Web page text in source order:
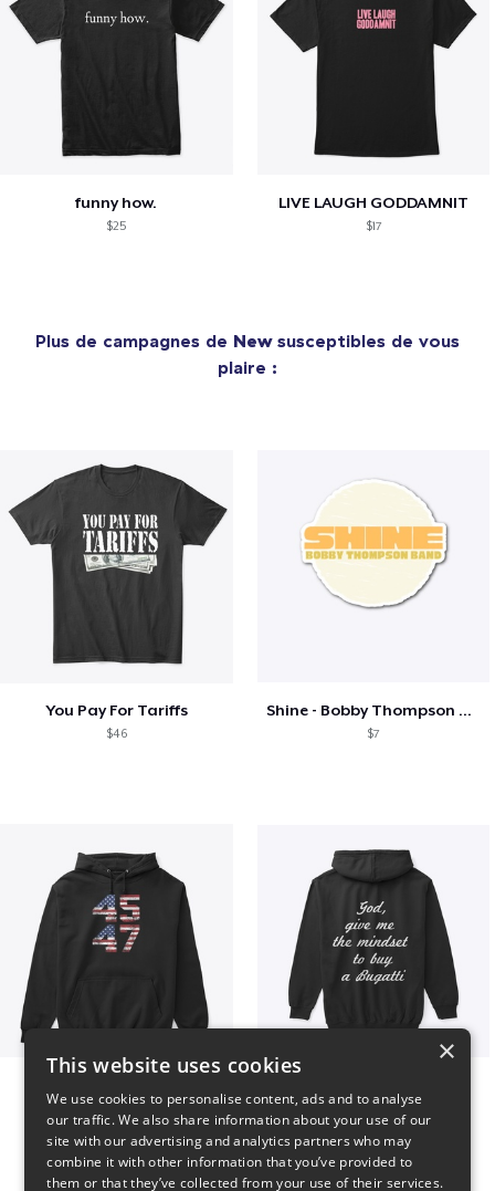
funny how.
$25
LIVE LAUGH GODDAMNIT
$17
Plus de campagnes de Newsusceptibles de vous
plaire :
You Pay For Tariffs
$46
Shine - Bobby Thompson Band Merch
$7
$40 $51
×
This website uses cookies
We use cookies to personalise content, ads and to analyse
our traffic. We also share information about your use of our
site with our advertising and analytics partners who may
combine it with other information that you’ve provided to
them or that they’ve collected from your use of their services.